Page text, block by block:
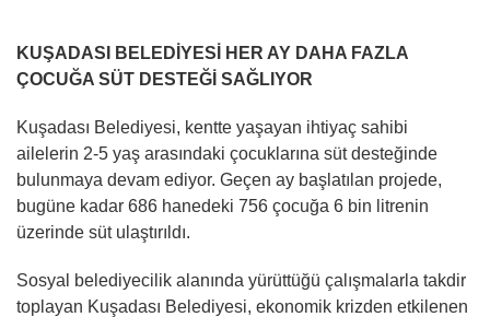
KUŞADASI BELEDİYESİ HER AY DAHA FAZLA
ÇOCUĞA SÜT DESTEĞİ SAĞLIYOR
Kuşadası Belediyesi, kentte yaşayan ihtiyaç sahibi
ailelerin 2-5 yaş arasındaki çocuklarına süt desteğinde
bulunmaya devam ediyor. Geçen ay başlatılan projede,
bugüne kadar 686 hanedeki 756 çocuğa 6 bin litrenin
üzerinde süt ulaştırıldı.
Sosyal belediyecilik alanında yürüttüğü çalışmalarla takdir
toplayan Kuşadası Belediyesi, ekonomik krizden etkilenen